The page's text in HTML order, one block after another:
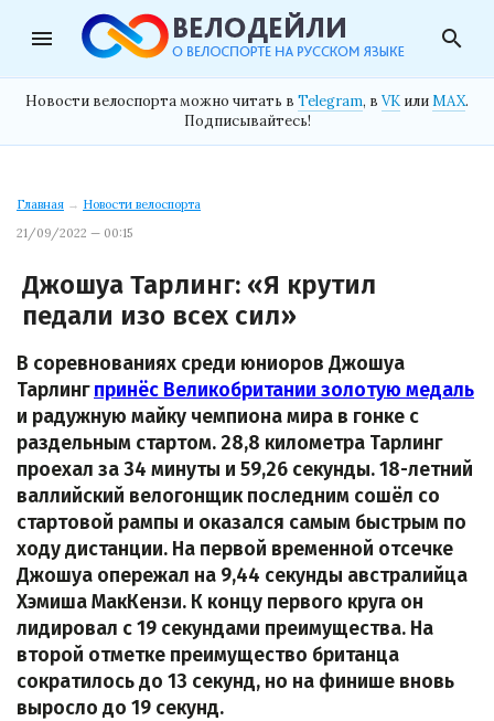
menu search
Новости велоспорта можно читать в Telegram, в VK илиMAX.
Подписывайтесь!
Главная → Новости велоспорта
21/09/2022 — 00:15
Джошуа Тарлинг: «Я крутил
педали изо всех сил»
В соревнованиях среди юниоров Джошуа
Тарлингпринёс Великобритании золотую медаль
и радужную майку чемпиона мира в гонке с
раздельным стартом. 28,8 километра Тарлинг
проехал за 34 минуты и 59,26 секунды. 18-летний
валлийский велогонщик последним сошёл со
стартовой рампы и оказался самым быстрым по
ходу дистанции. На первой временной отсечке
Джошуа опережал на 9,44 секунды австралийца
Хэмиша МакКензи. К концу первого круга он
лидировал с 19 секундами преимущества. На
второй отметке преимущество британца
сократилось до 13 секунд, но на финише вновь
выросло до 19 секунд.